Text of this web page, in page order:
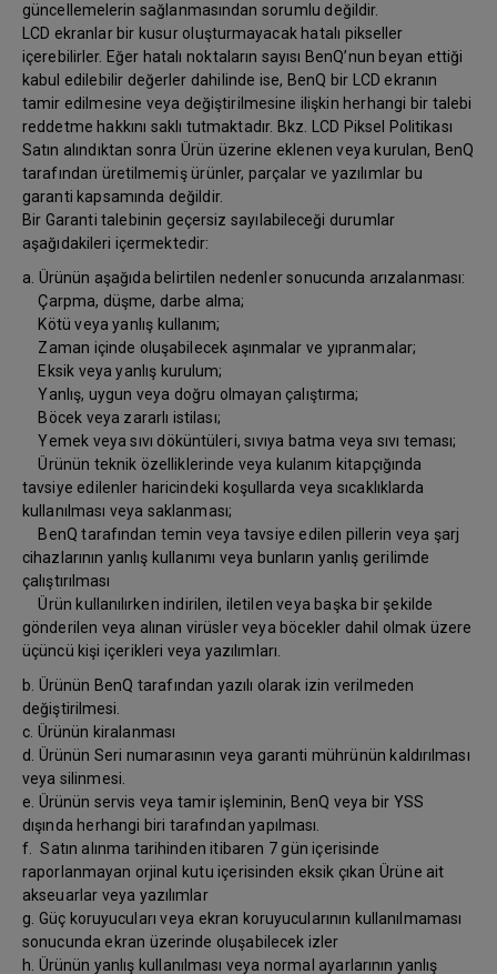
güncellemelerin sağlanmasından sorumlu değildir.
LCD ekranlar bir kusur oluşturmayacak hatalı pikseller
içerebilirler. Eğer hatalı noktaların sayısı BenQ’nun beyan ettiği
kabul edilebilir değerler dahilinde ise, BenQ bir LCD ekranın
tamir edilmesine veya değiştirilmesine ilişkin herhangi bir talebi
reddetme hakkını saklı tutmaktadır. Bkz. LCD Piksel Politikası
Satın alındıktan sonra Ürün üzerine eklenen veya kurulan, BenQ
tarafından üretilmemiş ürünler, parçalar ve yazılımlar bu
garanti kapsamında değildir.
Bir Garanti talebinin geçersiz sayılabileceği durumlar
aşağıdakileri içermektedir:
a. Ürünün aşağıda belirtilen nedenler sonucunda arızalanması:
Çarpma, düşme, darbe alma;
Kötü veya yanlış kullanım;
Zaman içinde oluşabilecek aşınmalar ve yıpranmalar;
Eksik veya yanlış kurulum;
Yanlış, uygun veya doğru olmayan çalıştırma;
Böcek veya zararlı istilası;
Yemek veya sıvı döküntüleri, sıvıya batma veya sıvı teması;
Ürünün teknik özelliklerinde veya kulanım kitapçığında
tavsiye edilenler haricindeki koşullarda veya sıcaklıklarda
kullanılması veya saklanması;
BenQ tarafından temin veya tavsiye edilen pillerin veya şarj
cihazlarının yanlış kullanımı veya bunların yanlış gerilimde
çalıştırılması
Ürün kullanılırken indirilen, iletilen veya başka bir şekilde
gönderilen veya alınan virüsler veya böcekler dahil olmak üzere
üçüncü kişi içerikleri veya yazılımları.
b. Ürünün BenQ tarafından yazılı olarak izin verilmeden
değiştirilmesi.
c. Ürünün kiralanması
d. Ürünün Seri numarasının veya garanti mührünün kaldırılması
veya silinmesi.
e. Ürünün servis veya tamir işleminin, BenQ veya bir YSS
dışında herhangi biri tarafından yapılması.
f. Satın alınma tarihinden itibaren 7 gün içerisinde
raporlanmayan orjinal kutu içerisinden eksik çıkan Ürüne ait
akseuarlar veya yazılımlar
g. Güç koruyucuları veya ekran koruyucularının kullanılmaması
sonucunda ekran üzerinde oluşabilecek izler
h. Ürünün yanlış kullanılması veya normal ayarlarının yanlış